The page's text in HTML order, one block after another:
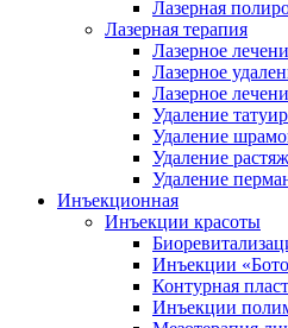
Лазерная
Лазерная терапия
Лазерное
Лазерное
Лазерное
Удаление
Удаление
Удаление
Удаление
Инъекционная
Инъекции красоты
Инъекции
Контурная
Инъекции